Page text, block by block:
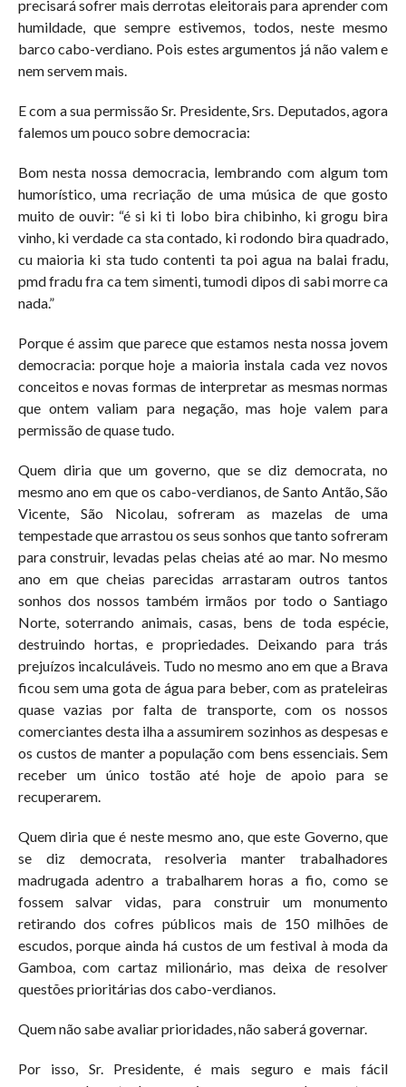
precisará sofrer mais derrotas eleitorais para aprender com
humildade, que sempre estivemos, todos, neste mesmo
barco cabo-verdiano. Pois estes argumentos já não valem e
nem servem mais.
E com a sua permissão Sr. Presidente, Srs. Deputados, agora
falemos um pouco sobre democracia:
Bom nesta nossa democracia, lembrando com algum tom
humorístico, uma recriação de uma música de que gosto
muito de ouvir: “é si ki ti lobo bira chibinho, ki grogu bira
vinho, ki verdade ca sta contado, ki rodondo bira quadrado,
cu maioria ki sta tudo contenti ta poi agua na balai fradu,
pmd fradu fra ca tem simenti, tumodi dipos di sabi morre ca
nada.”
Porque é assim que parece que estamos nesta nossa jovem
democracia: porque hoje a maioria instala cada vez novos
conceitos e novas formas de interpretar as mesmas normas
que ontem valiam para negação, mas hoje valem para
permissão de quase tudo.
Quem diria que um governo, que se diz democrata, no
mesmo ano em que os cabo-verdianos, de Santo Antão, São
Vicente, São Nicolau, sofreram as mazelas de uma
tempestade que arrastou os seus sonhos que tanto sofreram
para construir, levadas pelas cheias até ao mar. No mesmo
ano em que cheias parecidas arrastaram outros tantos
sonhos dos nossos também irmãos por todo o Santiago
Norte, soterrando animais, casas, bens de toda espécie,
destruindo hortas, e propriedades. Deixando para trás
prejuízos incalculáveis. Tudo no mesmo ano em que a Brava
ficou sem uma gota de água para beber, com as prateleiras
quase vazias por falta de transporte, com os nossos
comerciantes desta ilha a assumirem sozinhos as despesas e
os custos de manter a população com bens essenciais. Sem
receber um único tostão até hoje de apoio para se
recuperarem.
Quem diria que é neste mesmo ano, que este Governo, que
se diz democrata, resolveria manter trabalhadores
madrugada adentro a trabalharem horas a fio, como se
fossem salvar vidas, para construir um monumento
retirando dos cofres públicos mais de 150 milhões de
escudos, porque ainda há custos de um festival à moda da
Gamboa, com cartaz milionário, mas deixa de resolver
questões prioritárias dos cabo-verdianos.
Quem não sabe avaliar prioridades, não saberá governar.
Por isso, Sr. Presidente, é mais seguro e mais fácil